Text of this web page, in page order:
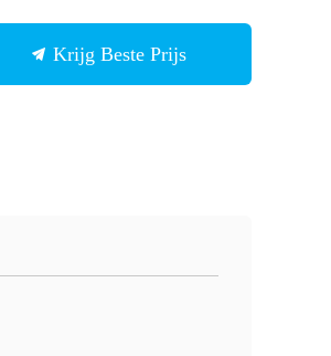
Krijg Beste Prijs